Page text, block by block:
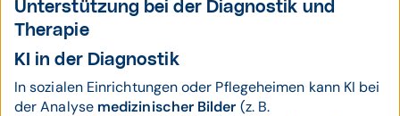
Unterstützung bei der Diagnostik und
Therapie
KI in der Diagnostik
In sozialen Einrichtungen oder Pflegeheimen kann KI bei
der Analyse medizinischer Bilder (z. B.